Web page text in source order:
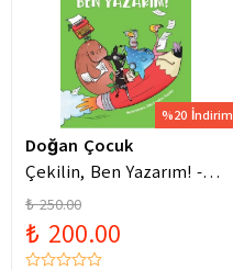
%20 İndirim
Doğan Çocuk
Çekilin, Ben Yazarım! -
Anıl Basılı
₺ 250.00
₺ 200.00